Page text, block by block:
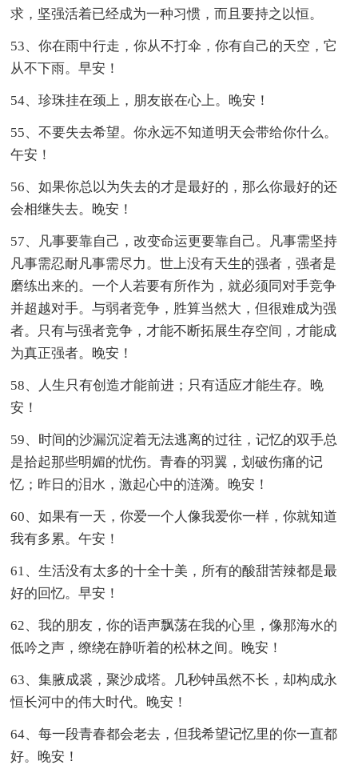
求，坚强活着已经成为一种习惯，而且要持之以恒。
53、你在雨中行走，你从不打伞，你有自己的天空，它
从不下雨。早安！
54、珍珠挂在颈上，朋友嵌在心上。晚安！
55、不要失去希望。你永远不知道明天会带给你什么。
午安！
56、如果你总以为失去的才是最好的，那么你最好的还
会相继失去。晚安！
57、凡事要靠自己，改变命运更要靠自己。凡事需坚持
凡事需忍耐凡事需尽力。世上没有天生的强者，强者是
磨练出来的。一个人若要有所作为，就必须同对手竞争
并超越对手。与弱者竞争，胜算当然大，但很难成为强
者。只有与强者竞争，才能不断拓展生存空间，才能成
为真正强者。晚安！
58、人生只有创造才能前进；只有适应才能生存。晚
安！
59、时间的沙漏沉淀着无法逃离的过往，记忆的双手总
是拾起那些明媚的忧伤。青春的羽翼，划破伤痛的记
忆；昨日的泪水，激起心中的涟漪。晚安！
60、如果有一天，你爱一个人像我爱你一样，你就知道
我有多累。午安！
61、生活没有太多的十全十美，所有的酸甜苦辣都是最
好的回忆。早安！
62、我的朋友，你的语声飘荡在我的心里，像那海水的
低吟之声，缭绕在静听着的松林之间。晚安！
63、集腋成裘，聚沙成塔。几秒钟虽然不长，却构成永
恒长河中的伟大时代。晚安！
64、每一段青春都会老去，但我希望记忆里的你一直都
好。晚安！